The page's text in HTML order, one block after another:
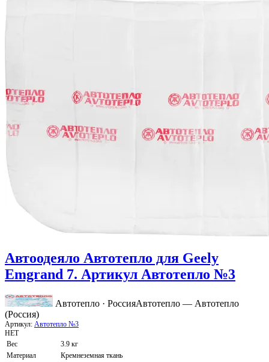
Автоодеяло Автотепло для Geely
Emgrand 7. Артикул Автотепло №3
Автотепло · РоссияАвтотепло — Автотепло
(Россия)
Артикул: Автотепло №3
НЕТ
Вес
3.9 кг
Материал
Кремнеземная ткань